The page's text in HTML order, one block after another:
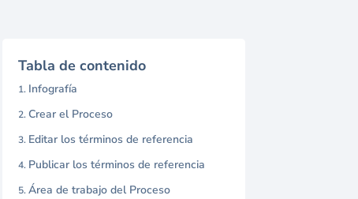
Tabla de contenido
Infografía
Crear el Proceso
Editar los términos de referencia
Publicar los términos de referencia
Área de trabajo del Proceso